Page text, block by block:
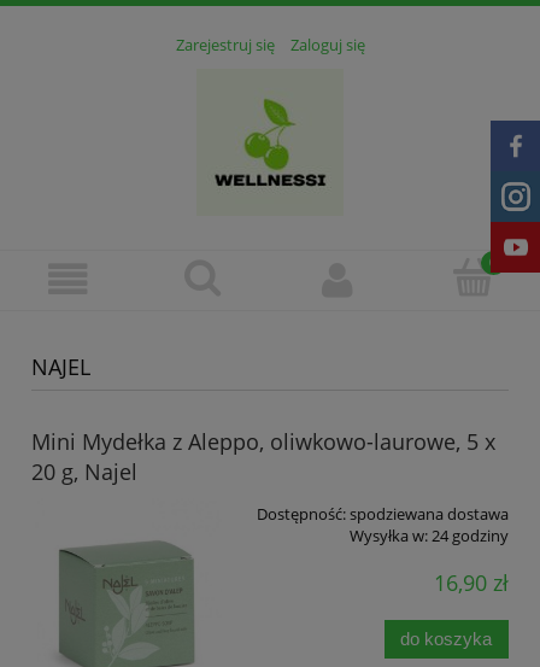
Zarejestruj się Zaloguj się
NAJEL
Mini Mydełka z Aleppo, oliwkowo-laurowe, 5 x
20 g, Najel
Dostępność:spodziewana dostawa
Wysyłka w:24 godziny
16,90 zł
do koszyka